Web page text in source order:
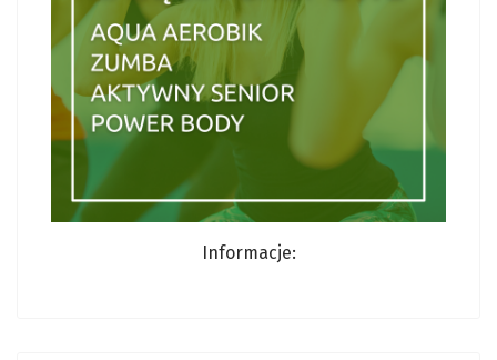
Informacje: